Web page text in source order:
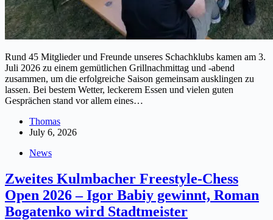
Rund 45 Mitglieder und Freunde unseres Schachklubs kamen am 3.
Juli 2026 zu einem gemütlichen Grillnachmittag und -abend
zusammen, um die erfolgreiche Saison gemeinsam ausklingen zu
lassen. Bei bestem Wetter, leckerem Essen und vielen guten
Gesprächen stand vor allem eines…
Thomas
July 6, 2026
News
Zweites Kulmbacher Freestyle-Chess
Open 2026 – Igor Babiy gewinnt, Roman
Bogatenko wird Stadtmeister